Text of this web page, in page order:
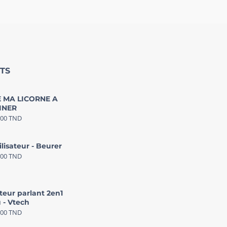
MA LICORNE A
TND
- Beurer
TND
parlant 2en1
- Vtech
TND